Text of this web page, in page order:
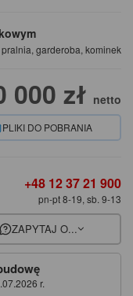
garderoba, kominek
000 zł netto
PLIKI DO POBRANIA
+48 12 37 21 900
pn-pt 8-19, sb. 9-13
ZAPYTAJ O...
r.